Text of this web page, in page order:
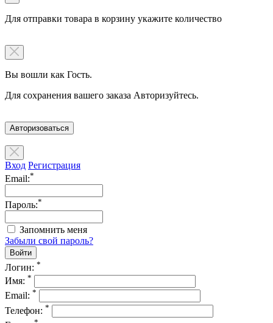
Для отправки товара в корзину укажите количество
Вы вошли как Гость.
Для сохранения вашего заказа Авторизуйтесь.
Авторизоваться
Вход Регистрация
Email:*
Пароль:*
Запомнить меня
Забыли свой пароль?
Логин: *
Имя: *
Email: *
Телефон: *